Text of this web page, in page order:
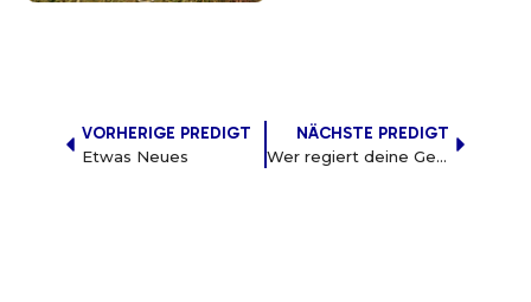
VORHERIGE PREDIGT
Etwas Neues
NÄCHSTE PREDIGT
Wer regiert deine Gefühle?